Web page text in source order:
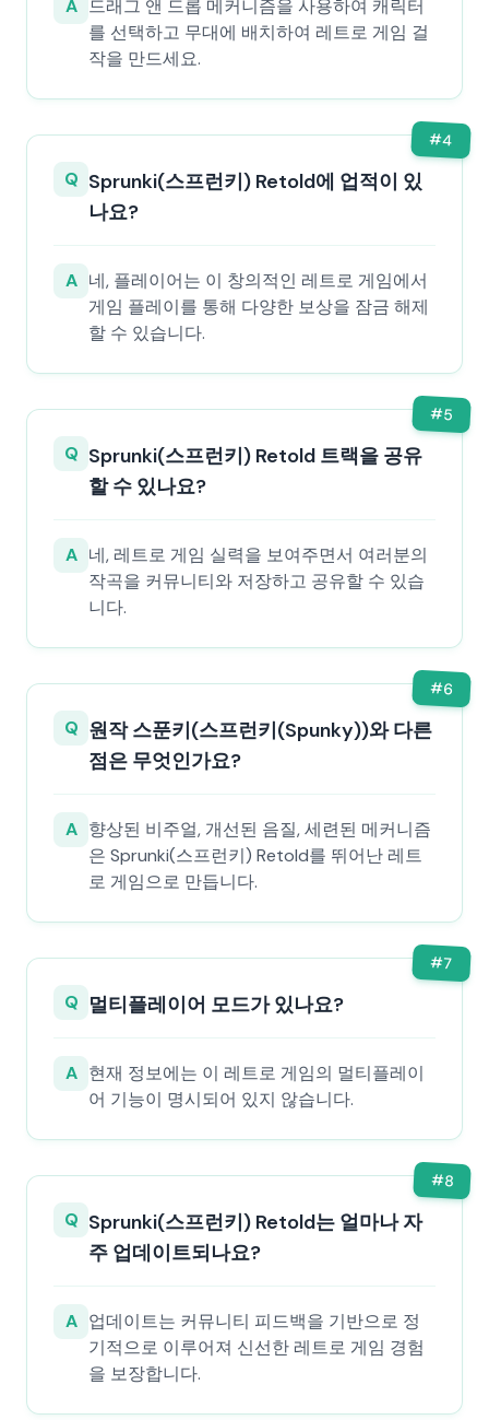
A 드래그 앤 드롭 메커니즘을 사용하여 캐릭터
를 선택하고 무대에 배치하여 레트로 게임 걸
작을 만드세요.
#4
Q Sprunki(스프런키) Retold에 업적이 있
나요?
A 네, 플레이어는 이 창의적인 레트로 게임에서
게임 플레이를 통해 다양한 보상을 잠금 해제
할 수 있습니다.
#5
Q Sprunki(스프런키) Retold 트랙을 공유
할 수 있나요?
A 네, 레트로 게임 실력을 보여주면서 여러분의
작곡을 커뮤니티와 저장하고 공유할 수 있습
니다.
#6
Q 원작 스푼키(스프런키(Spunky))와 다른
점은 무엇인가요?
A 향상된 비주얼, 개선된 음질, 세련된 메커니즘
은 Sprunki(스프런키) Retold를 뛰어난 레트
로 게임으로 만듭니다.
#7
Q 멀티플레이어 모드가 있나요?
A 현재 정보에는 이 레트로 게임의 멀티플레이
어 기능이 명시되어 있지 않습니다.
#8
Q Sprunki(스프런키) Retold는 얼마나 자
주 업데이트되나요?
A 업데이트는 커뮤니티 피드백을 기반으로 정
기적으로 이루어져 신선한 레트로 게임 경험
을 보장합니다.